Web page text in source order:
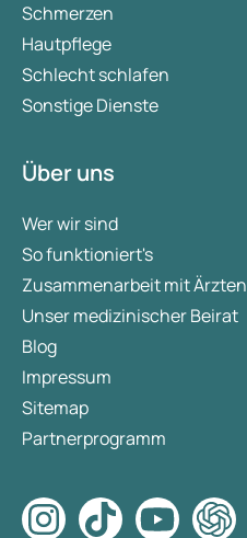
Schmerzen
Hautpflege
Schlecht schlafen
Sonstige Dienste
Über uns
Wer wir sind
So funktioniert's
Zusammenarbeit mit Ärzten
Unser medizinischer Beirat
Blog
Impressum
Sitemap
Partnerprogramm